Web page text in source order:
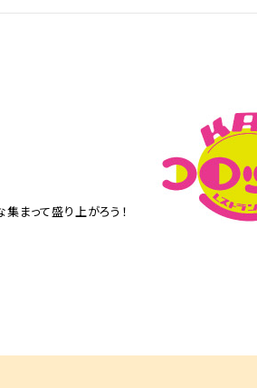
まって盛り上がろう！